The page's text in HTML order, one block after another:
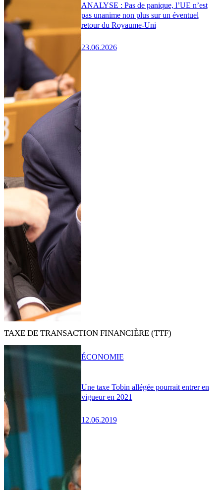
ANALYSE : Pas de panique, l’UE n’est
pas unanime non plus sur un éventuel
retour du Royaume-Uni
23.06.2026
TAXE DE TRANSACTION FINANCIÈRE (TTF)
Une taxe Tobin allégée pourrait entrer en
vigueur en 2021
12.06.2019
ÉCONOMIE